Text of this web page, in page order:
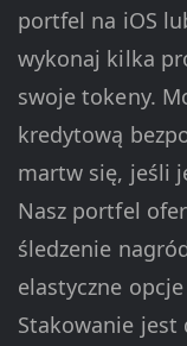
portfel na iOS
wykonaj kilka
swoje tokeny.
kredytową
martw się, jeśli
Nasz portfel
śledzenie
elastyczne
Stakowanie jest